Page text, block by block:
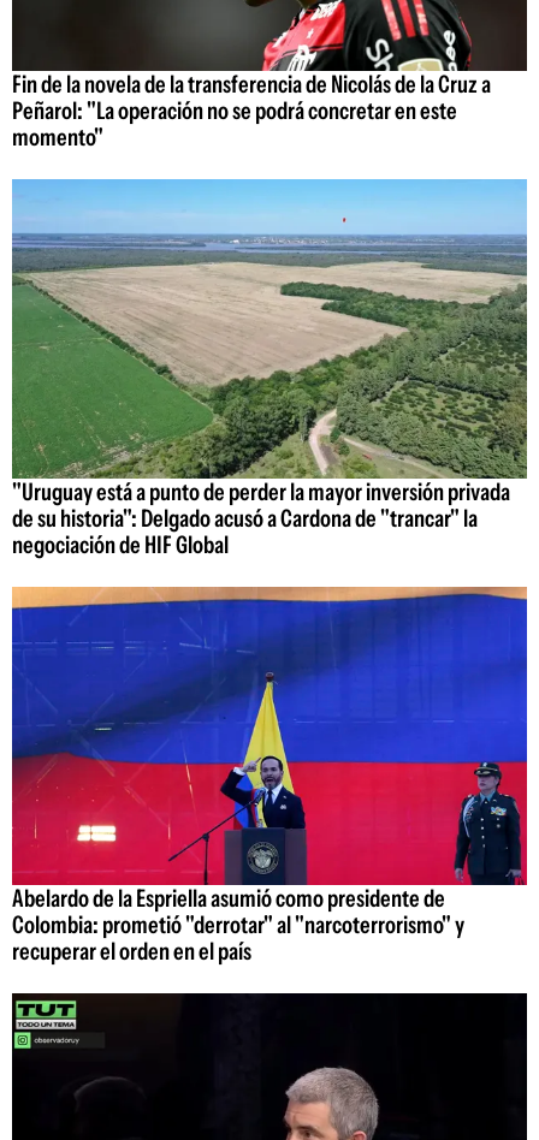
Fin de la novela de la transferencia de Nicolás de la Cruz a
Peñarol: "La operación no se podrá concretar en este
momento"
"Uruguay está a punto de perder la mayor inversión privada
de su historia": Delgado acusó a Cardona de "trancar" la
negociación de HIF Global
Abelardo de la Espriella asumió como presidente de
Colombia: prometió "derrotar" al "narcoterrorismo" y
recuperar el orden en el país